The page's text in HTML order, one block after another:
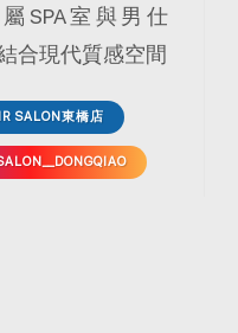
SPA室與男仕
合現代質感空間
SALON東橋店